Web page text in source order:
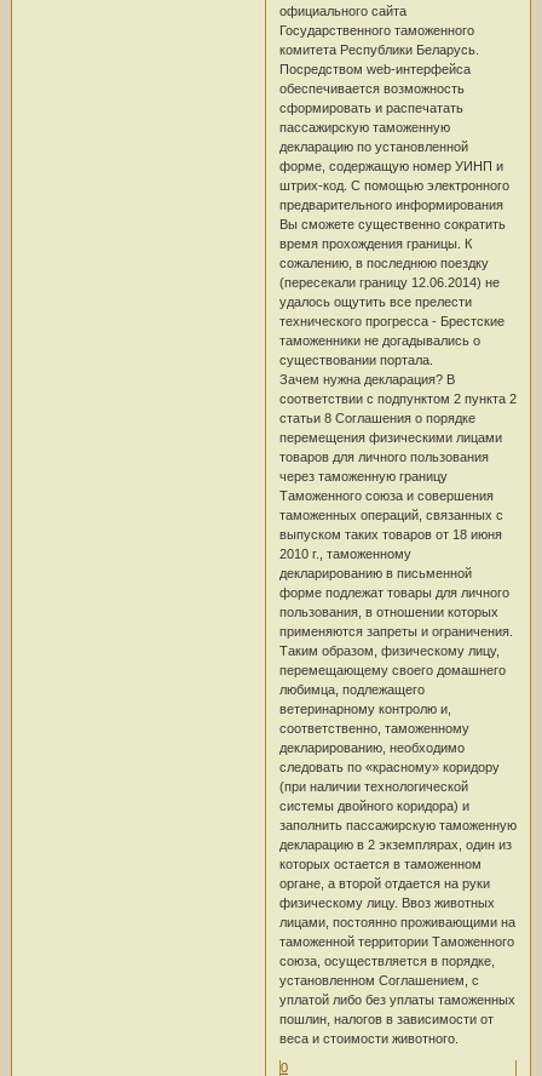
официального сайта
Государственного таможенного
комитета Республики Беларусь.
Посредством web-интерфейса
обеспечивается возможность
сформировать и распечатать
пассажирскую таможенную
декларацию по установленной
форме, содержащую номер УИНП и
штрих-код. С помощью электронного
предварительного информирования
Вы сможете существенно сократить
время прохождения границы. К
сожалению, в последнюю поездку
(пересекали границу 12.06.2014) не
удалось ощутить все прелести
технического прогресса - Брестские
таможенники не догадывались о
существовании портала.
Зачем нужна декларация? В
соответствии с подпунктом 2 пункта 2
статьи 8 Соглашения о порядке
перемещения физическими лицами
товаров для личного пользования
через таможенную границу
Таможенного союза и совершения
таможенных операций, связанных с
выпуском таких товаров от 18 июня
2010 г., таможенному
декларированию в письменной
форме подлежат товары для личного
пользования, в отношении которых
применяются запреты и ограничения.
Таким образом, физическому лицу,
перемещающему своего домашнего
любимца, подлежащего
ветеринарному контролю и,
соответственно, таможенному
декларированию, необходимо
следовать по «красному» коридору
(при наличии технологической
системы двойного коридора) и
заполнить пассажирскую таможенную
декларацию в 2 экземплярах, один из
которых остается в таможенном
органе, а второй отдается на руки
физическому лицу. Ввоз животных
лицами, постоянно проживающими на
таможенной территории Таможенного
союза, осуществляется в порядке,
установленном Соглашением, с
уплатой либо без уплаты таможенных
пошлин, налогов в зависимости от
веса и стоимости животного.
0